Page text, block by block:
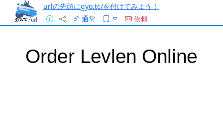
urlの先頭にgyo.tc/を付けてみよう！
通常
依頼